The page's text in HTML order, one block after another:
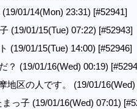
01/14(Mon) 23:31) [#52941]
(19/01/15(Tue) 07:22) [#52943]
(19/01/15(Tue) 14:00) [#52946]
？ (19/01/16(Wed) 00:19)
地区の人です。 (19/01/
まっ子 (19/01/16(Wed) 07:01)